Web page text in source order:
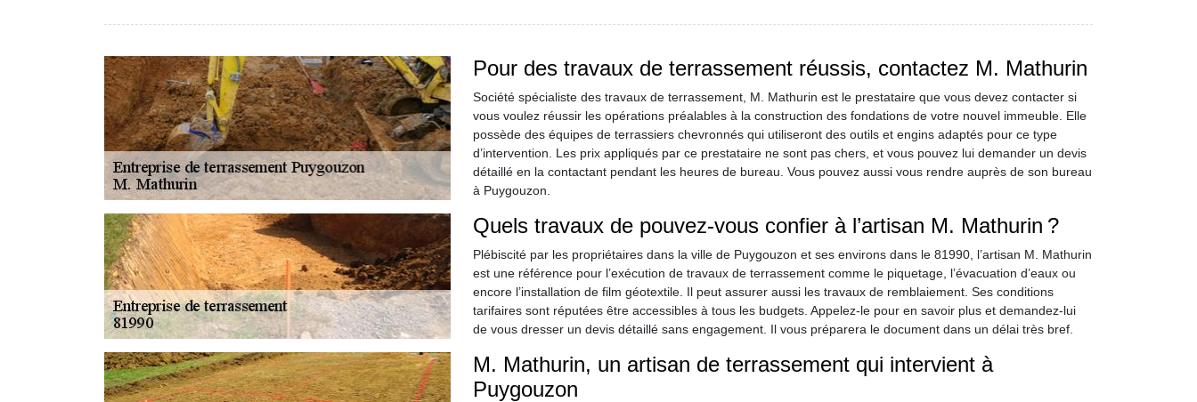
Pour des travaux de terrassement réussis, contactez M. Mathurin
Société spécialiste des travaux de terrassement, M. Mathurin est le prestataire que vous devez contacter si
vous voulez réussir les opérations préalables à la construction des fondations de votre nouvel immeuble. Elle
possède des équipes de terrassiers chevronnés qui utiliseront des outils et engins adaptés pour ce type
d’intervention. Les prix appliqués par ce prestataire ne sont pas chers, et vous pouvez lui demander un devis
détaillé en la contactant pendant les heures de bureau. Vous pouvez aussi vous rendre auprès de son bureau
à Puygouzon.
Quels travaux de pouvez-vous confier à l’artisan M. Mathurin ?
Plébiscité par les propriétaires dans la ville de Puygouzon et ses environs dans le 81990, l’artisan M. Mathurin
est une référence pour l’exécution de travaux de terrassement comme le piquetage, l’évacuation d’eaux ou
encore l’installation de film géotextile. Il peut assurer aussi les travaux de remblaiement. Ses conditions
tarifaires sont réputées être accessibles à tous les budgets. Appelez-le pour en savoir plus et demandez-lui
de vous dresser un devis détaillé sans engagement. Il vous préparera le document dans un délai très bref.
M. Mathurin, un artisan de terrassement qui intervient à
Puygouzon